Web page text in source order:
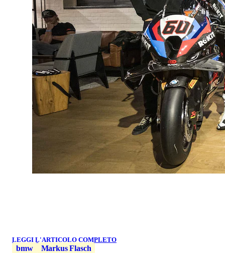
LEGGI L'ARTICOLO COMPLETO
bmw Markus Flasch